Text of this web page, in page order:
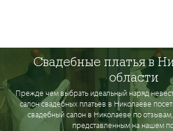
Свадебные платья в
области
Прежде чем выбрать идеальный наряд
салон свадебных платьев в Николаеве
свадебный салон в Николаеве по
представленным на нашем